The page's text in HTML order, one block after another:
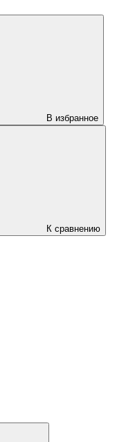
В избранное
К сравнению